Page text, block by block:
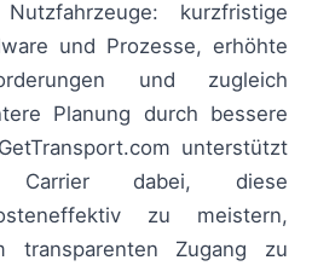
kurzfristige
und Prozesse, erhöhte
und zugleich
Planung durch bessere
unterstützt
Carrier dabei, diese
zu meistern,
transparenten Zugang zu